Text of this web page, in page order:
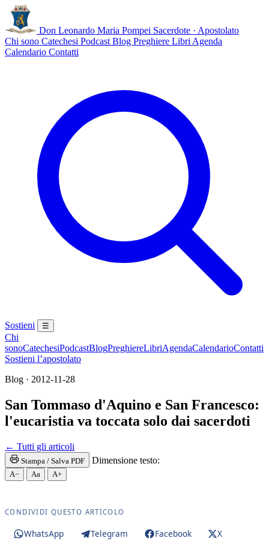
Don Leonardo Maria Pompei Sacerdote · Apostolato
Chi sono Catechesi Podcast Blog Preghiere Libri Agenda
Calendario Contatti
Sostieni ☰
Chi
sonoCatechesiPodcastBlogPreghiereLibriAgendaCalendarioContatti
Sostieni l’apostolato
Blog · 2012-11-28
San Tommaso d'Aquino e San Francesco:
l'eucaristia va toccata solo dai sacerdoti
← Tutti gli articoli
Stampa / Salva PDF Dimensione testo:
A− Aa A+
CONDIVIDI QUESTO ARTICOLO
WhatsApp Telegram Facebook
X